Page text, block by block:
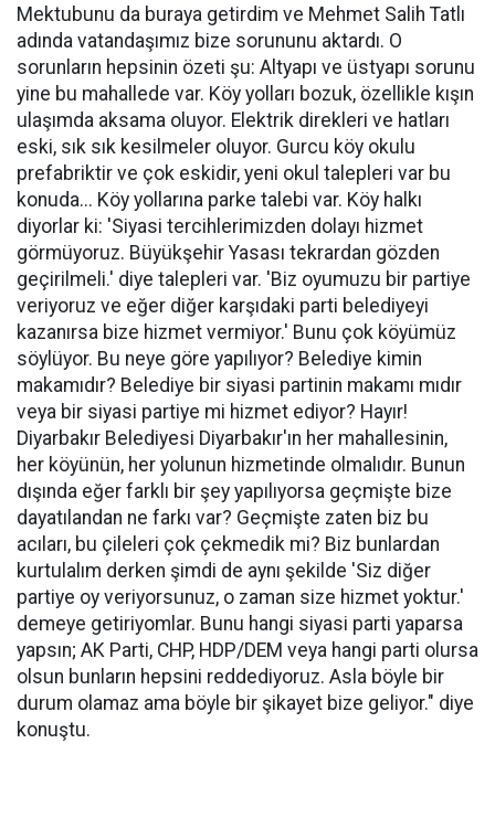
Mektubunu da buraya getirdim ve Mehmet Salih Tatlı
adında vatandaşımız bize sorununu aktardı. O
sorunların hepsinin özeti şu: Altyapı ve üstyapı sorunu
yine bu mahallede var. Köy yolları bozuk, özellikle kışın
ulaşımda aksama oluyor. Elektrik direkleri ve hatları
eski, sık sık kesilmeler oluyor. Gurcu köy okulu
prefabriktir ve çok eskidir, yeni okul talepleri var bu
konuda... Köy yollarına parke talebi var. Köy halkı
diyorlar ki: 'Siyasi tercihlerimizden dolayı hizmet
görmüyoruz. Büyükşehir Yasası tekrardan gözden
geçirilmeli.' diye talepleri var. 'Biz oyumuzu bir partiye
veriyoruz ve eğer diğer karşıdaki parti belediyeyi
kazanırsa bize hizmet vermiyor.' Bunu çok köyümüz
söylüyor. Bu neye göre yapılıyor? Belediye kimin
makamıdır? Belediye bir siyasi partinin makamı mıdır
veya bir siyasi partiye mi hizmet ediyor? Hayır!
Diyarbakır Belediyesi Diyarbakır'ın her mahallesinin,
her köyünün, her yolunun hizmetinde olmalıdır. Bunun
dışında eğer farklı bir şey yapılıyorsa geçmişte bize
dayatılandan ne farkı var? Geçmişte zaten biz bu
acıları, bu çileleri çok çekmedik mi? Biz bunlardan
kurtulalım derken şimdi de aynı şekilde 'Siz diğer
partiye oy veriyorsunuz, o zaman size hizmet yoktur.'
demeye getiriyomlar. Bunu hangi siyasi parti yaparsa
yapsın; AK Parti, CHP, HDP/DEM veya hangi parti olursa
olsun bunların hepsini reddediyoruz. Asla böyle bir
durum olamaz ama böyle bir şikayet bize geliyor." diye
konuştu.